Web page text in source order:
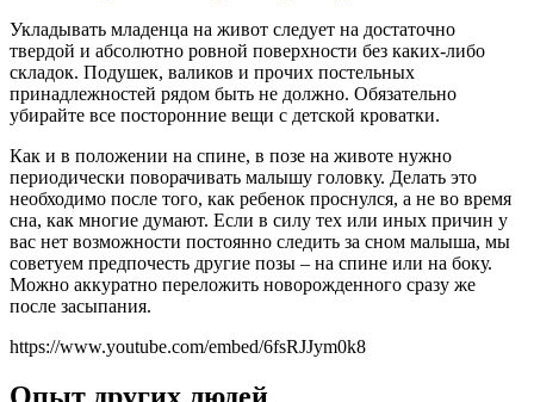
Укладывать младенца на живот следует на достаточно
твердой и абсолютно ровной поверхности без каких-либо
складок. Подушек, валиков и прочих постельных
принадлежностей рядом быть не должно. Обязательно
убирайте все посторонние вещи с детской кроватки.
Как и в положении на спине, в позе на животе нужно
периодически поворачивать малышу головку. Делать это
необходимо после того, как ребенок проснулся, а не во время
сна, как многие думают. Если в силу тех или иных причин у
вас нет возможности постоянно следить за сном малыша, мы
советуем предпочесть другие позы – на спине или на боку.
Можно аккуратно переложить новорожденного сразу же
после засыпания.
https://www.youtube.com/embed/6fsRJJym0k8